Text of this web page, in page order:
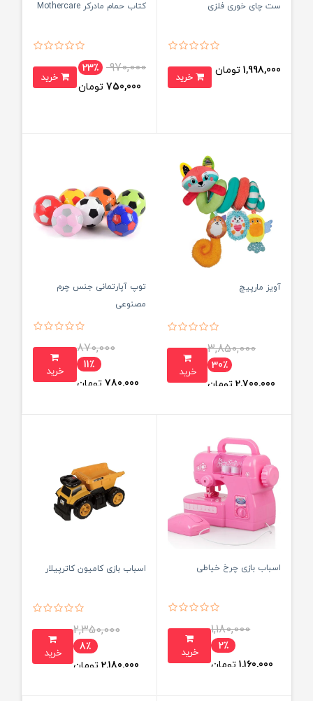
ست چای خوری فلزی
1,998,000 تومان
کتاب حمام مادرکر Mothercare
970,000
23٪
750,000 تومان
آویز مارپیچ
3,850,000
30٪
2,700,000تومان
خرید
توپ آپارتمانی جنس چرم
مصنوعی
870,000
11٪
780,000 تومان
خرید
اسباب بازی چرخ خیاطی
1,180,000
2٪
1,160,000تومان
خرید
اسباب بازی کامیون کاترپیلار
2,350,000
8٪
2,180,000 تومان
خرید